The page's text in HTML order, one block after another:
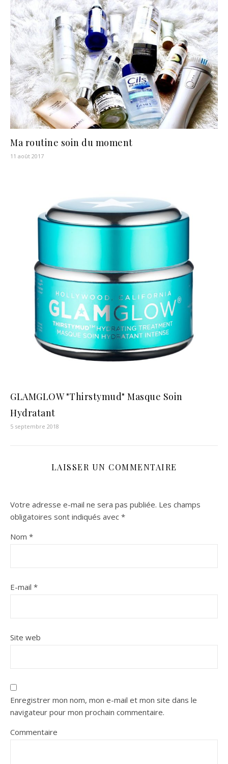
Ma routine soin du moment
11 août 2017
GLAMGLOW "Thirstymud" Masque Soin
Hydratant
5 septembre 2018
LAISSER UN COMMENTAIRE
Votre adresse e-mail ne sera pas publiée. Les champs
obligatoires sont indiqués avec *
Nom *
E-mail *
Site web
Enregistrer mon nom, mon e-mail et mon site dans le
navigateur pour mon prochain commentaire.
Commentaire